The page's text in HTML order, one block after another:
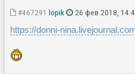
#467291 lopik 26 фев 2018,
https://donni-